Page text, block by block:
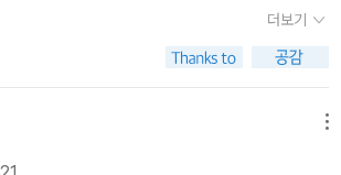
님이 사이비 종교에 대해서도 좀 많이 알아보
는 생각을 했습니다​사실 등장인물들 각각의
도 했습니다 각자의 처한 입장들이 좋지 않았
종교의 교주라던가 그런 사람들은 이해가 되
더라도 이해를 하고 싶지가 않았습니다 다리
동생 란이다. 이창 형사는 누나와 같은 병에 걸
사이비종교 천령교 교주를 찾아다닌다. 자신
전이 능력은 이것을 기적으로 만든다. 이 사실
히 교주만 찾을 뿐이다. 그러다 한 폐건물에서
. 그가 바로 사라진 천령교의 교주였던 한승목
제 등을 다루는 작가님의 뻔하지만은 않은 클리
는 필력이 타고난 작가란 생각이 든다.​​​옮기는
달랐다.사라지는 것이 아닌 그대로 타인에게
몸은 온통 신자들에게 옮겨 받은 상처와 흉터
는 옷가지마다 피와 고름이 묻어났다.모두가
더보기